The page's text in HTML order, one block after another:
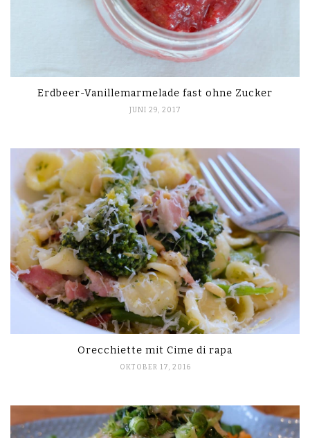
Erdbeer-Vanillemarmelade fast ohne Zucker
JUNI 29, 2017
Orecchiette mit Cime di rapa
OKTOBER 17, 2016